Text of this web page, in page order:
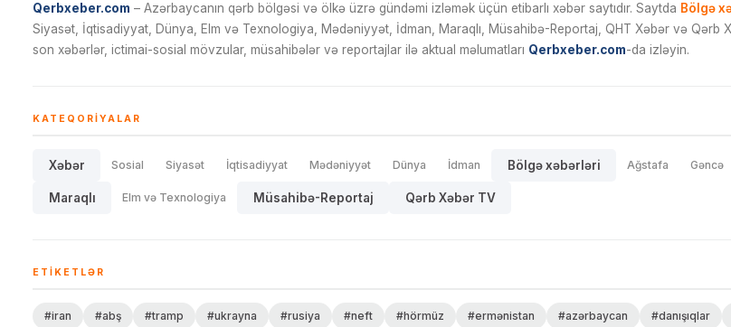
Qerbxeber.com – Azərbaycanın qərb bölgəsi və ölkə üzrə gündəmi izləmək üçün etibarlı xəbər saytıdır. Saytda Bölgə
Siyasət, İqtisadiyyat, Dünya, Elm və Texnologiya, Mədəniyyət, İdman, Maraqlı, Müsahibə-Reportaj, QHT Xəbər və Qərb
son xəbərlər, ictimai-sosial mövzular, müsahibələr və reportajlar ilə aktual məlumatları Qerbxeber.com-da izləyin.
KATEQORIYALAR
Xəbər Sosial Siyasət İqtisadiyyat Mədəniyyət Dünya İdman Bölgə xəbərləri Ağstafa Gəncə
Maraqlı Elm və Texnologiya Müsahibə-Reportaj Qərb Xəbər TV
ETIKETLƏR
#iran #abş #tramp #ukrayna #rusiya #neft #hörmüz #ermənistan #azərbaycan #danışıqlar